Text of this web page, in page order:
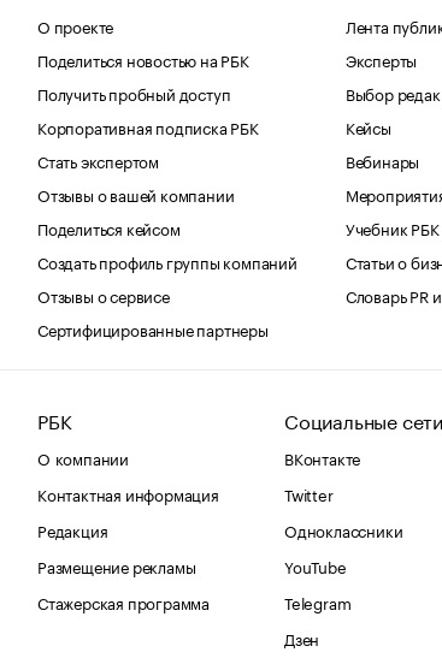
О проекте
Поделиться новостью на РБК
Получить пробный доступ
Корпоративная подписка РБК
Стать экспертом
Отзывы о вашей компании
Поделиться кейсом
Создать профиль группы компаний
Отзывы о сервисе
Сертифицированные партнеры
Лента
Эксперты
Выбор
Кейсы
Вебинары
Учебник
Статьи о
Словарь PR
РБК
О компании
Контактная информация
Редакция
Размещение рекламы
Стажерская программа
Социальные сети
ВКонтакте
Twitter
Одноклассники
YouTube
Telegram
Дзен